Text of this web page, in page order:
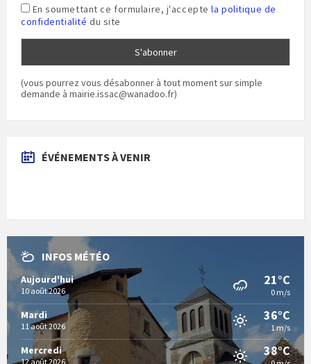
En soumettant ce formulaire, j'acceptela politique de
confidentialité du site
(vous pourrez vous désabonner à tout moment sur simple
demande à mairie.issac@wanadoo.fr)
ÉVÉNEMENTS À VENIR
INFOS MÉTÉO
Aujourd'hui
10 août 2026
21°C
0 m/s
Mardi
11 août 2026
36°C
1 m/s
Mercredi
12 août 2026
38°C